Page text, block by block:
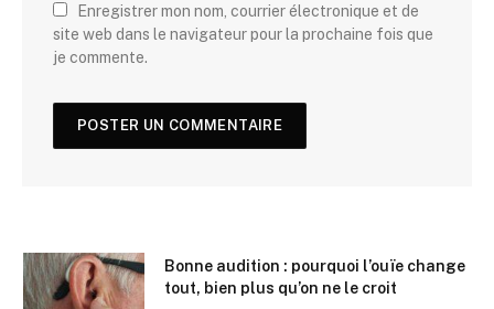
Enregistrer mon nom, courrier électronique et de
site web dans le navigateur pour la prochaine fois que
je commente.
Bonne audition : pourquoi l’ouïe change
tout, bien plus qu’on ne le croit